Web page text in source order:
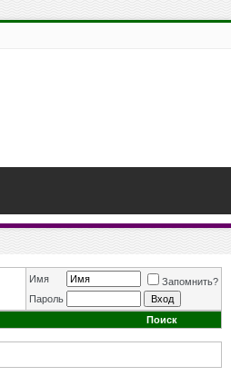
Имя
Запомнить?
Пароль
Поиск